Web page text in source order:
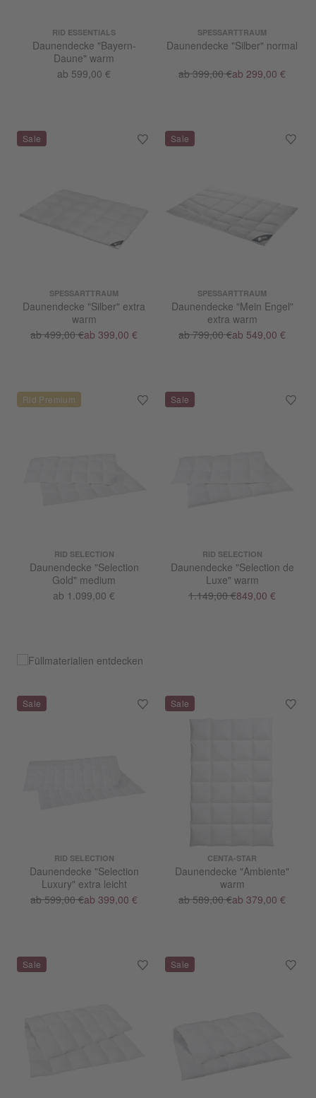
RID ESSENTIALS
Daunendecke "Bayern-
Daune" warm
ab 599,00 €
SPESSARTTRAUM
Daunendecke "Silber" normal
ab 399,00 €ab 299,00 €
SPESSARTTRAUM
Daunendecke "Silber" extra
warm
ab 499,00 €ab 399,00 €
SPESSARTTRAUM
Daunendecke "Mein Engel"
extra warm
ab 799,00 €ab 549,00 €
RID SELECTION
Daunendecke "Selection
Gold" medium
ab 1.099,00 €
RID SELECTION
Daunendecke "Selection de
Luxe" warm
1.149,00 €849,00 €
RID SELECTION
Daunendecke "Selection
Luxury" extra leicht
ab 599,00 €ab 399,00 €
CENTA-STAR
Daunendecke "Ambiente"
warm
ab 589,00 €ab 379,00 €